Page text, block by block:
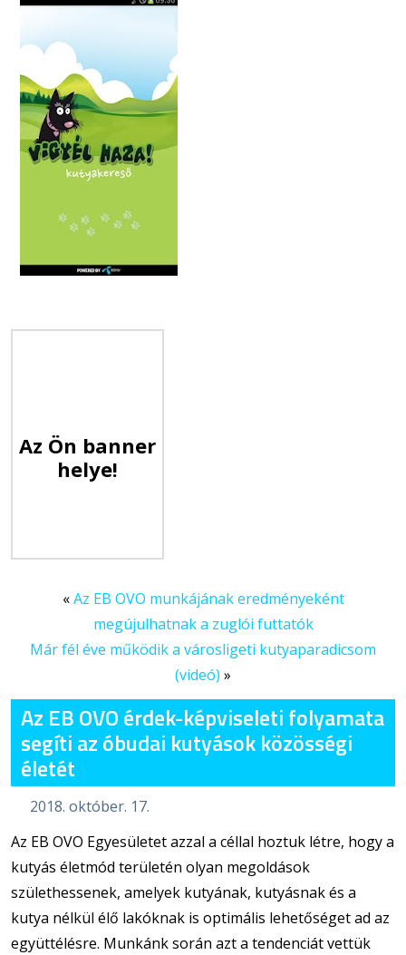
Az Ön banner
helye!
«Az EB OVO munkájának eredményeként
megújulhatnak a zuglói futtatók
Már fél éve működik a városligeti kutyaparadicsom
(videó) »
Az EB OVO érdek-képviseleti folyamata
segíti az óbudai kutyások közösségi
életét
2018. október. 17.
Az EB OVO Egyesületet azzal a céllal hoztuk létre, hogy a
kutyás életmód területén olyan megoldások
születhessenek, amelyek kutyának, kutyásnak és a
kutya nélkül élő lakóknak is optimális lehetőséget ad az
együttélésre. Munkánk során azt a tendenciát vettük